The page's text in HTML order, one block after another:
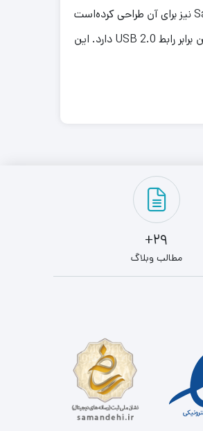
شرکت سن‌دیسک برای بالا بردن امنیت فلش سن دیسک ULTRA FLAIRE USB3 ظرفیت 16 گیگابایت، یک برنامه‌ی داخلی با نام SanDisk SecureAccess نیز برای آن طراحی کرده‌است
که با ایجاد یک پوشه‌ی رمزگذاری شده، مانع دسترسی سایرین به اطلاعات شما می‌شود.رابط این فلش مموری USB 3.0 بوده ساخته شده که سرعتی چندین برابر رابط USB 2.0 دارد. این
29+
مطالب وبلاگ